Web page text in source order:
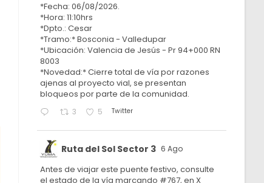
*Fecha: 06/08/2026.
*Hora: 11:10hrs
*Dpto.: Cesar
*Tramo:* Bosconia - Valledupar
*Ubicación: Valencia de Jesús - Pr 94+000 RN
8003
*Novedad:* Cierre total de vía por razones
ajenas al proyecto vial, se presentan
bloqueos por parte de la comunidad.
3 5 Twitter
Ruta del Sol Sector 3 6 Ago
Antes de viajar este puente festivo, consulte
el estado de la vía marcando #767, en X